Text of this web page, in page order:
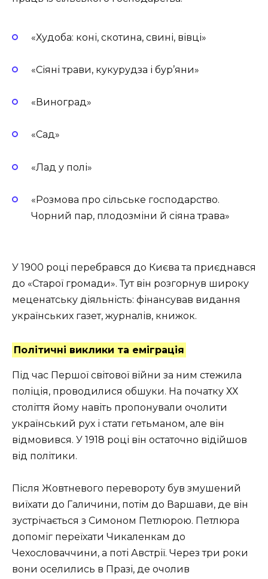
«Худоба: коні, скотина, свині, вівці»
«Сіяні трави, кукурудза і бур’яни»
«Виноград»
«Сад»
«Лад у полі»
«Розмова про сільське господарство.
Чорний пар, плодозміни й сіяна трава»
У 1900 році перебрався до Києва та приєднався
до «Старої громади». Тут він розгорнув широку
меценатську діяльність: фінансував видання
українських газет, журналів, книжок.
Політичні виклики та еміграція
Під час Першої світової війни за ним стежила
поліція, проводилися обшуки. На початку ХХ
століття йому навіть пропонували очолити
український рух і стати гетьманом, але він
відмовився. У 1918 році він остаточно відійшов
від політики.
Після Жовтневого перевороту був змушений
виїхати до Галичини, потім до Варшави, де він
зустрічається з Симоном Петлюрою. Петлюра
допоміг переїхати Чикаленкам до
Чехословаччини, а поті Австрії. Через три роки
вони оселились в Празі, де очолив